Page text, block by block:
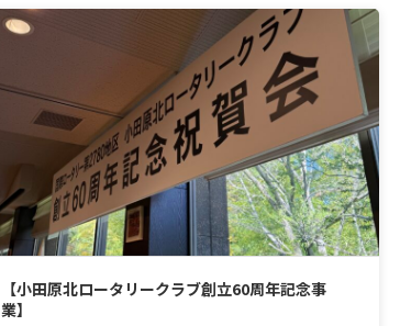
【小田原北ロータリークラブ創立60周年記念事
業】